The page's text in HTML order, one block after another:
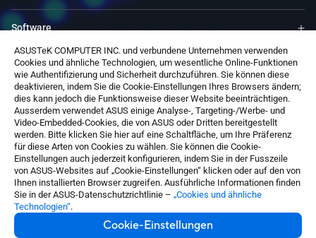
ASUSTeK COMPUTER INC. und verbundene Unternehmen verwenden
Cookies und ähnliche Technologien, um wesentliche Online-Funktionen
wie Authentifizierung und Sicherheit durchzuführen. Sie können diese
deaktivieren, indem Sie die Cookie-Einstellungen Ihres Browsers ändern;
dies kann jedoch die Funktionsweise dieser Website beeinträchtigen.
Ausserdem verwendet ASUS einige Analyse-, Targeting-/Werbe- und
Video-Embedded-Cookies, die von ASUS oder Dritten bereitgestellt
werden. Bitte klicken Sie hier auf eine Schaltfläche, um Ihre Präferenz
für diese Arten von Cookies zu wählen. Sie können die Cookie-
Einstellungen auch jederzeit konfigurieren, indem Sie in der Fusszeile
von ASUS-Websites auf „Cookie-Einstellungen“ klicken oder auf den von
Ihnen installierten Browser zugreifen. Ausführliche Informationen finden
Sie in der ASUS-Datenschutzrichtlinie – „Cookies und ähnliche
Technologien“.
Cookie-Einstellungen
Software
Support
Service & Programs
Kontaktieren SIe uns
Switzerland / Deutsch